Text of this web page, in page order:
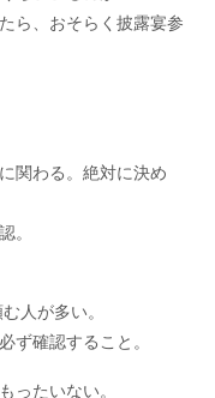
ら、おそらく披露宴参
関わる。絶対に決め
。
人が多い。
ず確認すること。
ったいない。